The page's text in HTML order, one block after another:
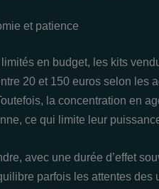
et patience
en budget, les kits
20 et 150 euros selon les
la concentration en
ce qui limite leur
avec une durée d’effet
parfois les attentes des